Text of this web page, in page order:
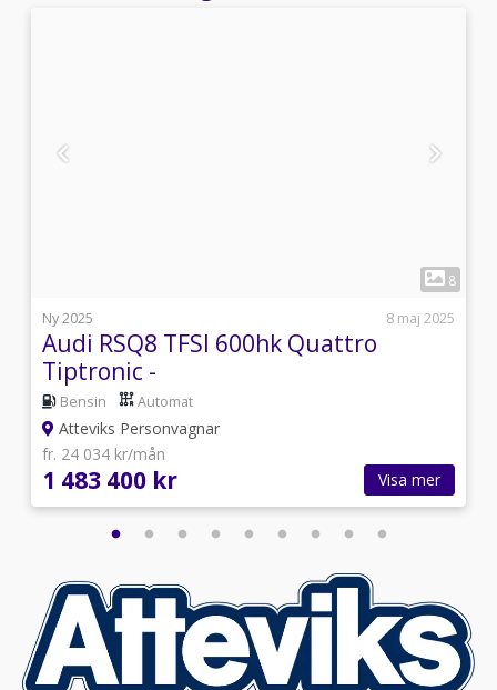
8
Ny 2025
8 maj 2025
Audi RSQ8 TFSI 600hk Quattro
Tiptronic -
Bensin Automat
Atteviks Personvagnar
fr. 24 034 kr/mån
1 483 400 kr Visa mer